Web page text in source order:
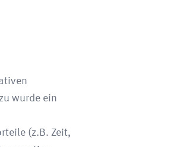
wurde ein
(z.B. Zeit,